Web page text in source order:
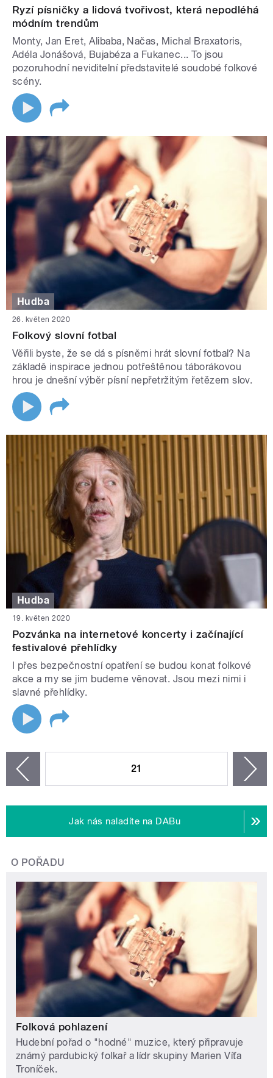
Ryzí písničky a lidová tvořivost, která nepodléhá
módním trendům
Monty, Jan Eret, Alibaba, Načas, Michal Braxatoris,
Adéla Jonášová, Bujabéza a Fukanec... To jsou
pozoruhodní neviditelní představitelé soudobé folkové
scény.
Hudba
26. květen 2020
Folkový slovní fotbal
Věřili byste, že se dá s písněmi hrát slovní fotbal? Na
základě inspirace jednou potřeštěnou táborákovou
hrou je dnešní výběr písní nepřetržitým řetězem slov.
Hudba
19. květen 2020
Pozvánka na internetové koncerty i začínající
festivalové přehlídky
I přes bezpečnostní opatření se budou konat folkové
akce a my se jim budeme věnovat. Jsou mezi nimi i
slavné přehlídky.
21
Jak nás naladíte na DABu
O POŘADU
Folková pohlazení
Hudební pořad o "hodné" muzice, který připravuje
známý pardubický folkař a lídr skupiny Marien Víťa
Troníček.